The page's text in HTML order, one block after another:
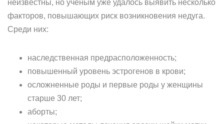
неизвестны, но ученым уже удалось выявить несколько
факторов, повышающих риск возникновения недуга.
Среди них:
наследственная предрасположенность;
повышенный уровень эстрогенов в крови;
осложненные роды и первые роды у женщины
старше 30 лет;
аборты;